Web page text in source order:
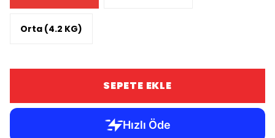
Orta (4.2 KG)
SEPETE EKLE